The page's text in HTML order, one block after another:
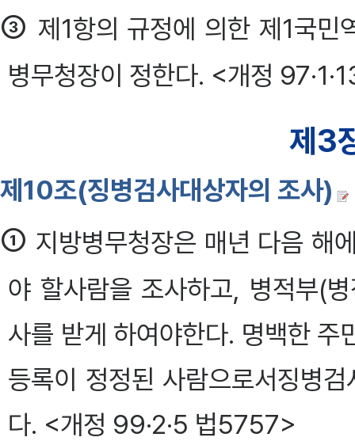
③ 제1항의 규정에 의한 제1국민
병무청장이 정한다. <개정
제3
제10조(징병검사대상자의 조사)
① 지방병무청장은 매년 다음 해
야 할사람을 조사하고, 병적부(
사를 받게 하여야한다. 명백한 주
등록이 정정된 사람으로서징병
다. <개정 99·2·5 법5757>